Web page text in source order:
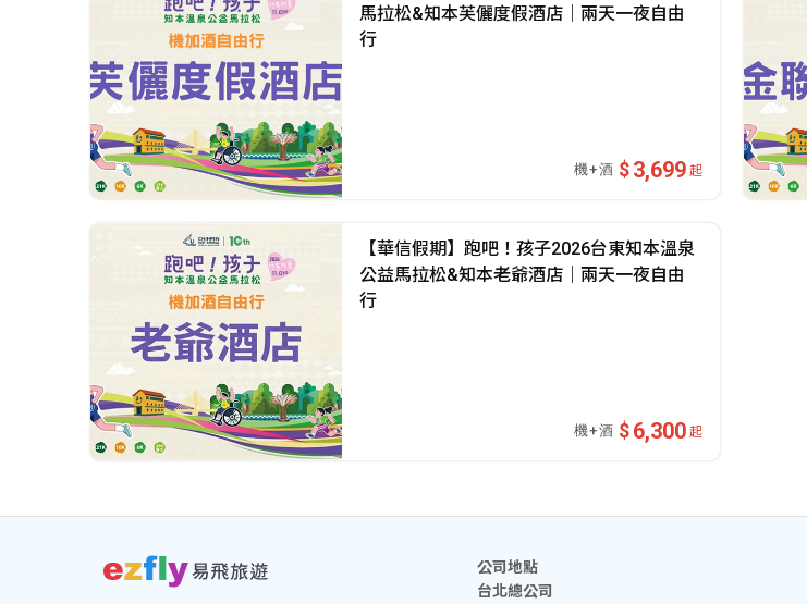
馬拉松&知本芙儷度假酒店｜兩天一夜自由
行
3,699 起
【華信假期】跑吧！孩子2026台東知本溫泉
公益馬拉松&知本老爺酒店｜兩天一夜自由
行
6,300 起
公司地點
台北總公司